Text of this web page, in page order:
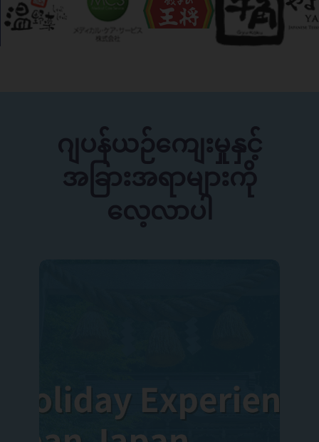
ဂျပန်ယဉ်ကျေးမှုနှင့်
အခြားအရာများကို
လေ့လာပါ